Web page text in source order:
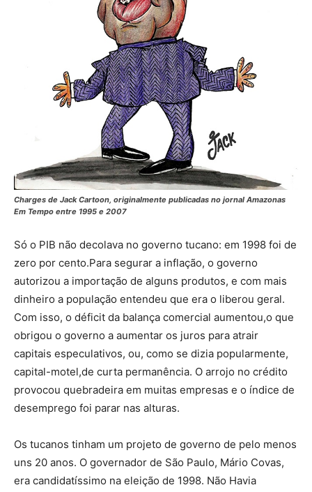
Charges de Jack Cartoon, originalmente publicadas no jornal Amazonas
Em Tempo entre 1995 e 2007
Só o PIB não decolava no governo tucano: em 1998 foi de
zero por cento.Para segurar a inflação, o governo
autorizou a importação de alguns produtos, e com mais
dinheiro a população entendeu que era o liberou geral.
Com isso, o déficit da balança comercial aumentou,o que
obrigou o governo a aumentar os juros para atrair
capitais especulativos, ou, como se dizia popularmente,
capital-motel,de curta permanência. O arrojo no crédito
provocou quebradeira em muitas empresas e o índice de
desemprego foi parar nas alturas.
Os tucanos tinham um projeto de governo de pelo menos
uns 20 anos. O governador de São Paulo, Mário Covas,
era candidatíssimo na eleição de 1998. Não Havia